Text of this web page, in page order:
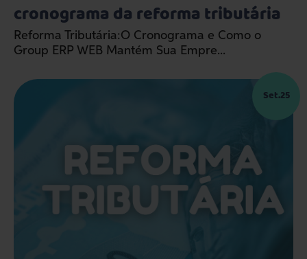
cronograma da reforma tributária
Reforma Tributária:​O Cronograma e Como o
Group ERP WEB Mantém Sua Empre...
Set.25